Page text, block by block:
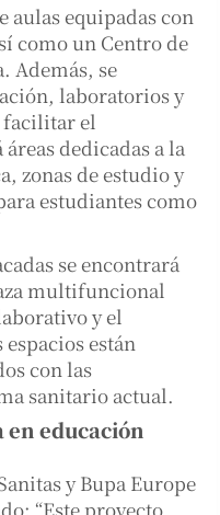
aulas equipadas con
como un Centro de
Además, se
laboratorios y
facilitar el
dedicadas a la
zonas de estudio y
estudiantes como
se encontrará
multifuncional
y el
están
con las
sanitario actual.
educación
y Bupa Europe
“Este proyecto